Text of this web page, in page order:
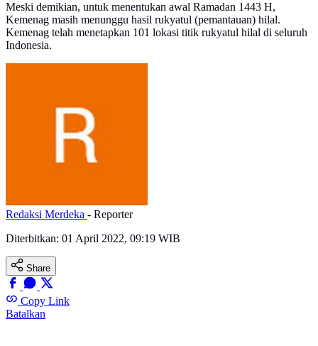
Meski demikian, untuk menentukan awal Ramadan 1443 H,
Kemenag masih menunggu hasil rukyatul (pemantauan) hilal.
Kemenag telah menetapkan 101 lokasi titik rukyatul hilal di seluruh
Indonesia.
Redaksi Merdeka - Reporter
Diterbitkan: 01 April 2022, 09:19 WIB
Share
Copy Link
Batalkan